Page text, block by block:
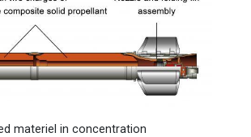
materiel in concentration